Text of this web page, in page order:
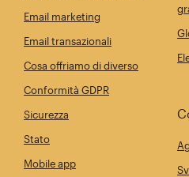
Email marketing
Email transazionali
Cosa offriamo di diverso
Conformità GDPR
Sicurezza
Stato
Mobile app